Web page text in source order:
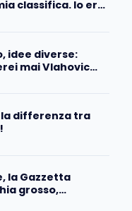
classifica. Io ero
idee diverse:
mai Vlahovic
perché….”
la differenza tra
la Gazzetta
grosso,